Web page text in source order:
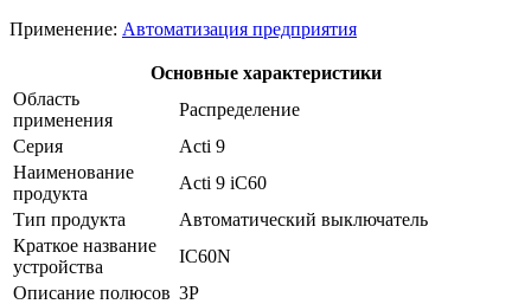
Применение: Автоматизация предприятия
Основные характеристики
Область
применения
Распределение
Серия
Acti 9
Наименование
продукта
Acti 9 iC60
Тип продукта
Автоматический выключатель
Краткое название
устройства
IC60N
Описание полюсов 3P